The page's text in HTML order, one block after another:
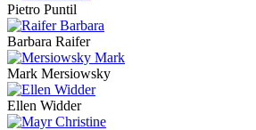
Pietro Puntil
Barbara Raifer
Mark Mersiowsky
Ellen Widder